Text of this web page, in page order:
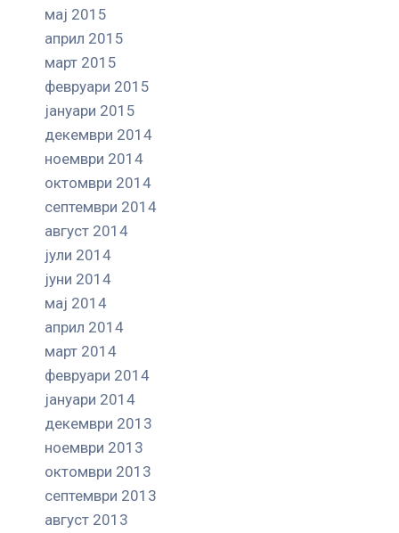
мај 2015
април 2015
март 2015
февруари 2015
јануари 2015
декември 2014
ноември 2014
октомври 2014
септември 2014
август 2014
јули 2014
јуни 2014
мај 2014
април 2014
март 2014
февруари 2014
јануари 2014
декември 2013
ноември 2013
октомври 2013
септември 2013
август 2013